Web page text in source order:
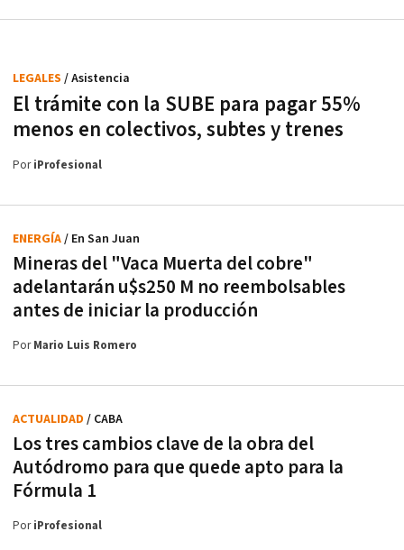
El trámite con la SUBE para pagar 55%
menos en colectivos, subtes y trenes
LEGALES / Asistencia
PoriProfesional
Mineras del "Vaca Muerta del cobre"
adelantarán u$s250 M no reembolsables
antes de iniciar la producción
ENERGÍA/ En San Juan
PorMario Luis Romero
Los tres cambios clave de la obra del
Autódromo para que quede apto para la
Fórmula 1
ACTUALIDAD / CABA
PoriProfesional